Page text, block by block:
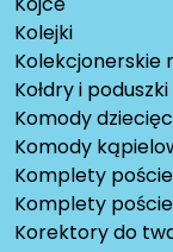
Kolejki
Kolekcjonerskie
Kołdry i
Komody
Komody
Komplety
Komplety
Korektory do